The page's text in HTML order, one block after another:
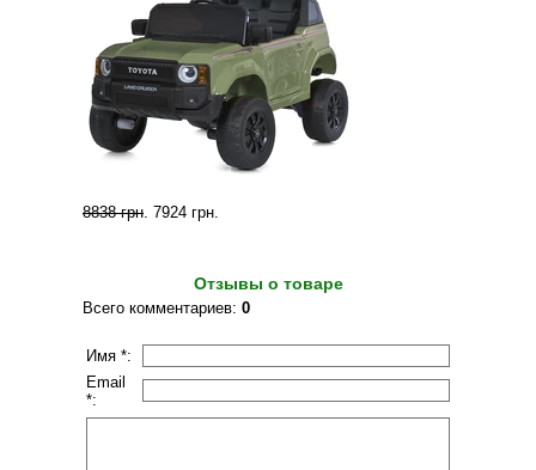
8838 грн. 7924 грн.
Отзывы о товаре
Всего комментариев: 0
Имя *:
Email
*: